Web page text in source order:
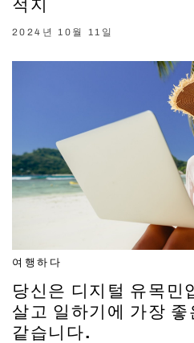
적지
2024년 10월 11일
여행하다
당신은 디지털 유목민
살고 일하기에 가장
같습니다.